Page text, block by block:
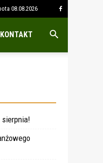
08.08.2026
KONTAKT
sierpnia!